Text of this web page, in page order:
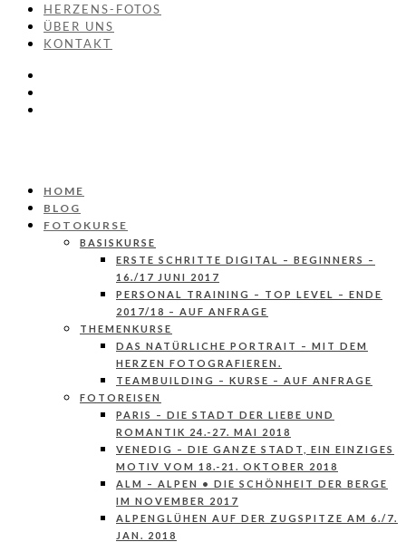
HERZENS-FOTOS
ÜBER UNS
KONTAKT
HOME
BLOG
FOTOKURSE
BASISKURSE
ERSTE SCHRITTE DIGITAL – BEGINNERS –
16./17 JUNI 2017
PERSONAL TRAINING – TOP LEVEL – ENDE
2017/18 – AUF ANFRAGE
THEMENKURSE
DAS NATÜRLICHE PORTRAIT – MIT DEM
HERZEN FOTOGRAFIEREN.
TEAMBUILDING – KURSE – AUF ANFRAGE
FOTOREISEN
PARIS – DIE STADT DER LIEBE UND
ROMANTIK 24.-27. MAI 2018
VENEDIG – DIE GANZE STADT, EIN EINZIGES
MOTIV VOM 18.-21. OKTOBER 2018
ALM – ALPEN • DIE SCHÖNHEIT DER BERGE
IM NOVEMBER 2017
ALPENGLÜHEN AUF DER ZUGSPITZE AM 6./7.
JAN. 2018